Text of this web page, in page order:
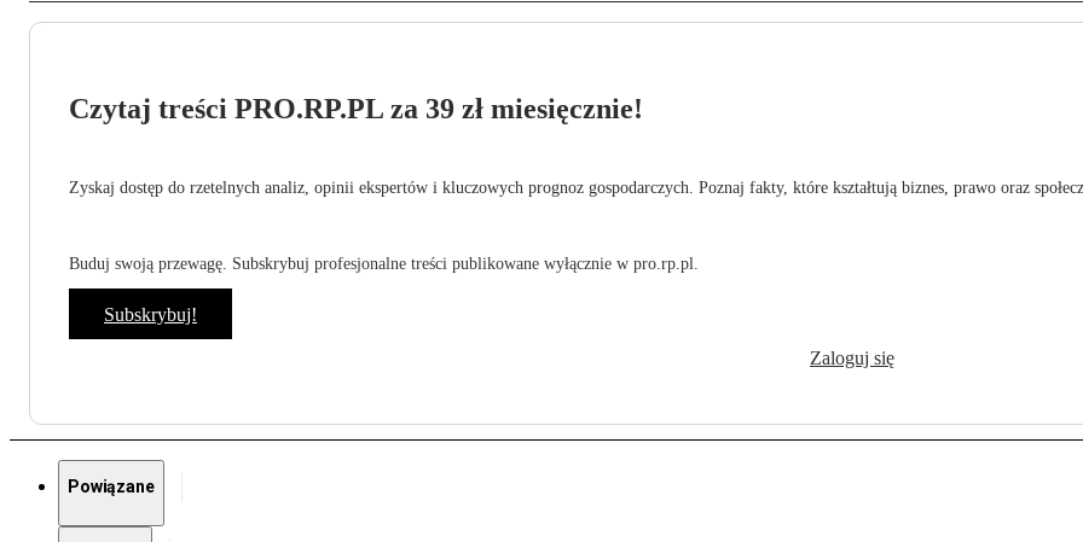
Czytaj treści PRO.RP.PL za 39 zł miesięcznie!
Zyskaj dostęp do rzetelnych analiz, opinii ekspertów i kluczowych prognoz gospodarczych. Poznaj fakty, które kształtują biznes, prawo oraz
Buduj swoją przewagę. Subskrybuj profesjonalne treści publikowane wyłącznie w pro.rp.pl.
Subskrybuj!
Zaloguj się
Powiązane